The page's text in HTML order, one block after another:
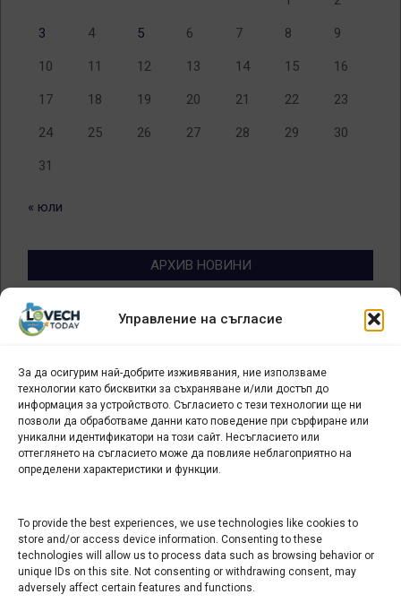
Управление на съгласие
За да осигурим най-добрите изживявания, ние използваме
технологии като бисквитки за съхраняване и/или достъп до
информация за устройството. Съгласието с тези технологии ще ни
позволи да обработваме данни като поведение при сърфиране или
уникални идентификатори на този сайт. Несъгласието или
оттеглянето на съгласието може да повлияе неблагоприятно на
определени характеристики и функции.
To provide the best experiences, we use technologies like cookies to
store and/or access device information. Consenting to these
technologies will allow us to process data such as browsing behavior or
unique IDs on this site. Not consenting or withdrawing consent, may
adversely affect certain features and functions.
3 4 5 6 7 8 9
10 11 12 13 14 15 16
17 18 19 20 21 22 23
24 25 26 27 28 29 30
31
« юли
АРХИВ НОВИНИ
Архив
новини
БИЗНЕС
Арт галерия "Мостове" – магазин за изкуство
СЕВЕРОЗАПАДА ИНФОРМАЦИОНЕН БИЗНЕС
ТУРИСТИЧЕСКИ КЛЪСТЕР
ИНСТИТУЦИИ В ЛОВЕЧ
Административен съд Ловеч
Областна администрация Ловеч